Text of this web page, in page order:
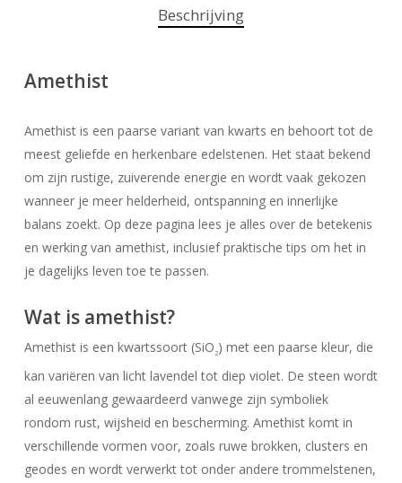
Beschrijving
Amethist
Amethist is een paarse variant van kwarts en behoort tot de
meest geliefde en herkenbare edelstenen. Het staat bekend
om zijn rustige, zuiverende energie en wordt vaak gekozen
wanneer je meer helderheid, ontspanning en innerlijke
balans zoekt. Op deze pagina lees je alles over de betekenis
en werking van amethist, inclusief praktische tips om het in
je dagelijks leven toe te passen.
Wat is amethist?
Amethist is een kwartssoort (SiO 2) met een paarse kleur, die
kan variëren van licht lavendel tot diep violet. De steen wordt
al eeuwenlang gewaardeerd vanwege zijn symboliek
rondom rust, wijsheid en bescherming. Amethist komt in
verschillende vormen voor, zoals ruwe brokken, clusters en
geodes en wordt verwerkt tot onder andere trommelstenen,